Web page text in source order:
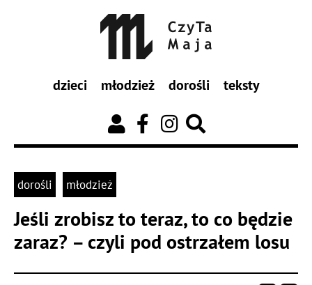
dzieci młodzież dorośli teksty
dorośli młodzież
Jeśli zrobisz to teraz, to co będzie
zaraz? – czyli pod ostrzałem losu